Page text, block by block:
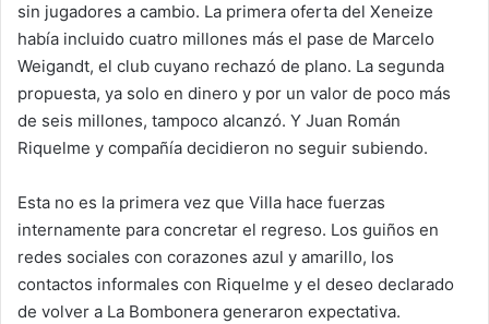
sin jugadores a cambio. La primera oferta del Xeneize
había incluido cuatro millones más el pase de Marcelo
Weigandt, el club cuyano rechazó de plano. La segunda
propuesta, ya solo en dinero y por un valor de poco más
de seis millones, tampoco alcanzó. Y Juan Román
Riquelme y compañía decidieron no seguir subiendo.
Esta no es la primera vez que Villa hace fuerzas
internamente para concretar el regreso. Los guiños en
redes sociales con corazones azul y amarillo, los
contactos informales con Riquelme y el deseo declarado
de volver a La Bombonera generaron expectativa.